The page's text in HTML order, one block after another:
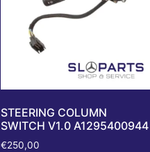
STEERING COLUMN
SWITCH V1.0 A1295400944
€250,00